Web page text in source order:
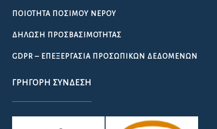
ΠΟΙΌΤΗΤΑ ΠΌΣΙΜΟΥ ΝΕΡΟΎ
ΔΉΛΩΣΗ ΠΡΟΣΒΑΣΙΜΌΤΗΤΑΣ
GDPR – ΕΠΕΞΕΡΓΑΣΙΑ ΠΡΟΣΩΠΙΚΩΝ ΔΕΔΟΜΕΝΩΝ
ΓΡΉΓΟΡΗ ΣΎΝΔΕΣΗ